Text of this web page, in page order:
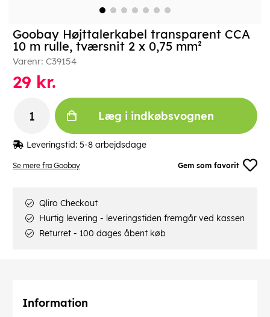
Se mere fra Goobay Gem som favorit
Goobay Højttalerkabel transparent CCA
10 m rulle, tværsnit 2 x 0,75 mm²
Varenr: C39154
29 kr.
Læg i indkøbsvognen
Leveringstid: 5-8 arbejdsdage
Qliro Checkout
Hurtig levering - leveringstiden fremgår ved kassen
Returret - 100 dages åbent køb
Information